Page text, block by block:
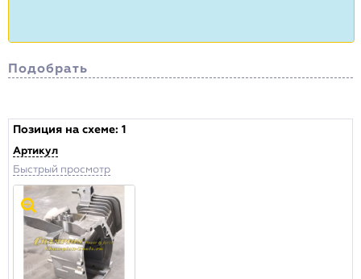
Подобрать
Цена , р.
от: до:
Наличие
Основной склад
Позиция на схеме: 1
Артикул
Быстрый просмотр